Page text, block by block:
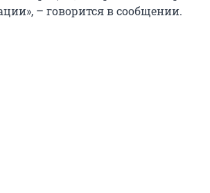
– говорится в сообщении.